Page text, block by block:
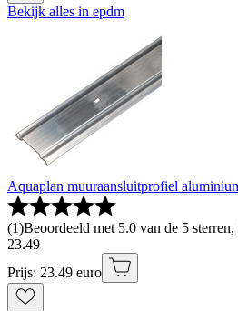
Bekijk alles in epdm
Aquaplan muuraansluitprofiel
(1)Beoordeeld met 5.0 van de 5
23.49
Prijs: 23.49 euro